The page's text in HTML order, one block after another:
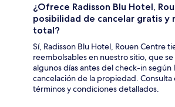
¿Ofrece Radisson Blu Hotel,
posibilidad de cancelar gratis y
total?
Sí, Radisson Blu Hotel, Rouen Centre
reembolsables en nuestro sitio, que
algunos días antes del check-in según
cancelación de la propiedad. Consulta
términos y condiciones detallados.